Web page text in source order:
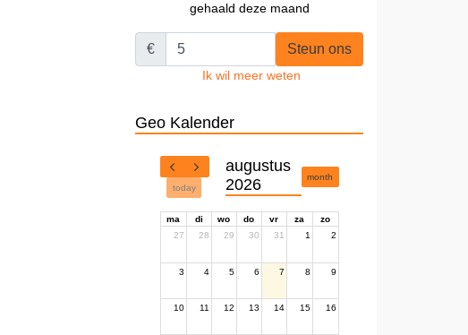
gehaald deze maand
€ Steun ons
Ik wil meer weten
Geo Kalender
today
augustus
2026
month
ma di wo do vr za
zo
27
28 29 30 31 1 2
3 4 5 6 7 8 9
10 11 12 13 14 15 16